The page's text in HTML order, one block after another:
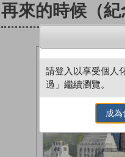
再來的時候（紀
請登入以享受個人
過」繼續瀏覽。
成為